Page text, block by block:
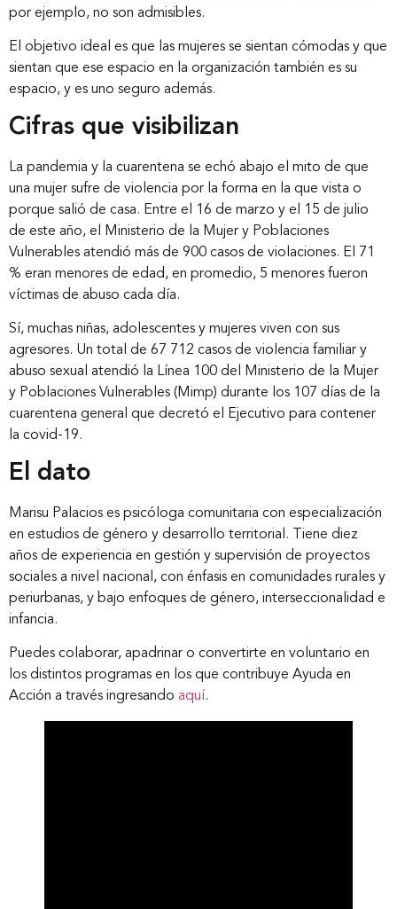
por ejemplo, no son admisibles.
El objetivo ideal es que las mujeres se sientan cómodas y que
sientan que ese espacio en la organización también es su
espacio, y es uno seguro además.
Cifras que visibilizan
La pandemia y la cuarentena se echó abajo el mito de que
una mujer sufre de violencia por la forma en la que vista o
porque salió de casa. Entre el 16 de marzo y el 15 de julio
de este año, el Ministerio de la Mujer y Poblaciones
Vulnerables atendió más de 900 casos de violaciones. El 71
% eran menores de edad, en promedio, 5 menores fueron
víctimas de abuso cada día.
Sí, muchas niñas, adolescentes y mujeres viven con sus
agresores. Un total de 67 712 casos de violencia familiar y
abuso sexual atendió la Línea 100 del Ministerio de la Mujer
y Poblaciones Vulnerables (Mimp) durante los 107 días de la
cuarentena general que decretó el Ejecutivo para contener
la covid-19.
El dato
Marisu Palacios es psicóloga comunitaria con especialización
en estudios de género y desarrollo territorial. Tiene diez
años de experiencia en gestión y supervisión de proyectos
sociales a nivel nacional, con énfasis en comunidades rurales y
periurbanas, y bajo enfoques de género, interseccionalidad e
infancia.
Puedes colaborar, apadrinar o convertirte en voluntario en
los distintos programas en los que contribuye Ayuda en
Acción a través ingresando aquí.